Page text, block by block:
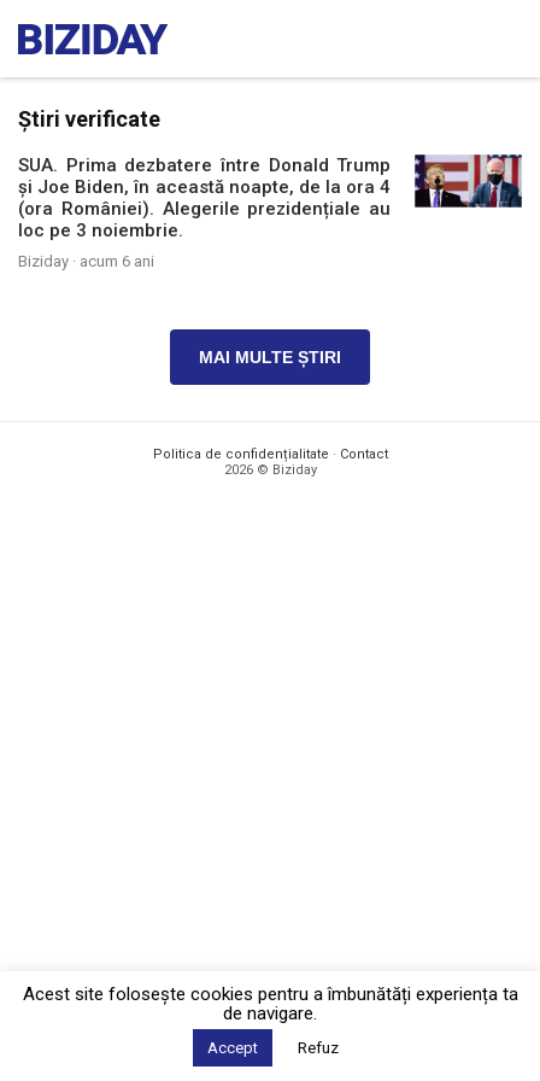
Știri verificate
SUA. Prima dezbatere între Donald Trump
și Joe Biden, în această noapte, de la ora 4
(ora României). Alegerile prezidențiale au
loc pe 3 noiembrie.
Biziday · acum 6 ani
MAI MULTE ȘTIRI
Politica de confidențialitate · Contact
2026 © Biziday
Acest site foloseşte cookies pentru a îmbunătăți experiența ta
de navigare.
Accept Refuz